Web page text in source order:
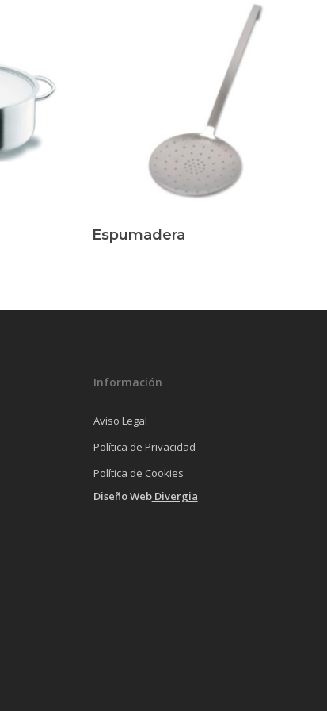
Espumadera
Información
Aviso Legal
Política de Privacidad
Política de Cookies
Diseño Web Divergia